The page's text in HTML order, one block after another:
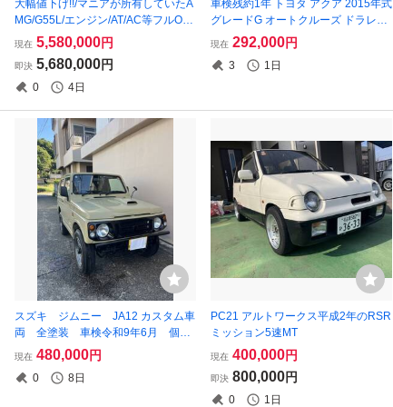
大幅値下げ!!/マニアが所有していたA
MG/G55L/エンジン/AT/AC等フルOH
済/総額600万円以上/前後ブレンボ/カ
スタム多数/希少NAのV8 車検8/12
現在 5,580,000円
即決 5,680,000円
0 4日
車検残約1年 トヨタ アクア 2015年式
グレードG オートクルーズ ドラレコ
LEDヘッドライト
現在 292,000円
3 1日
スズキ ジムニー JA12 カスタム車
両 全塗装 車検令和9年6月 個人
出品 ETC ドライブインレコーダ
ー
現在 480,000円
0 8日
PC21 アルトワークス平成2年のRSR
ミッション5速MT
現在 400,000円
即決 800,000円
0 1日